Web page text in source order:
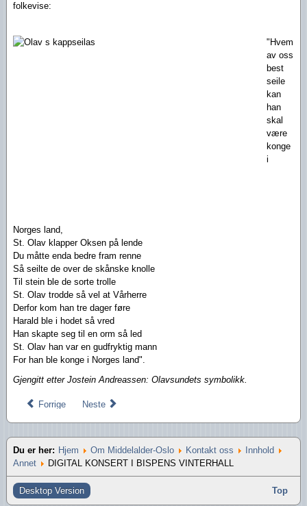
folkevise:
"Hvem
av oss
best
seile
kan
han
skal
være
konge
i
Norges land,
St. Olav klapper Oksen på lende
Du måtte enda bedre fram renne
Så seilte de over de skånske knolle
Til stein ble de sorte trolle
St. Olav trodde så vel at Vårherre
Derfor kom han tre dager føre
Harald ble i hodet så vred
Han skapte seg til en orm så led
St. Olav han var en gudfryktig mann
For han ble konge i Norges land".
Gjengitt etter Jostein Andreassen: Olavsundets symbolikk.
Forrige Neste
Du er her: Hjem Om Middelalder-Oslo Kontakt oss
Innhold
Annet
DIGITAL KONSERT I BISPENS VINTERHALL
Desktop Version Top